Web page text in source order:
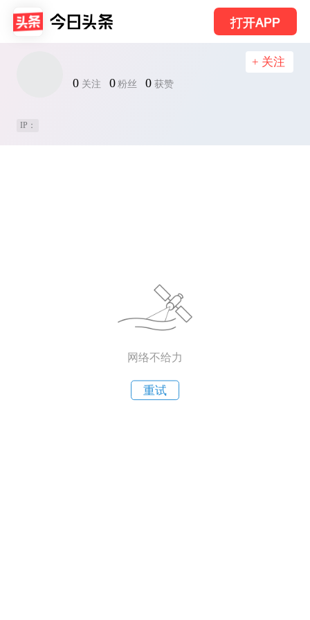
打开APP
0 关注 0 粉丝 0 获赞
+ 关注
IP：
网络不给力
重试